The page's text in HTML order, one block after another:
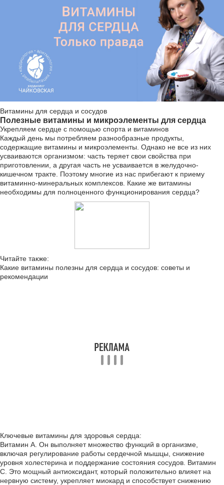
Витамины для сердца и сосудов
Полезные витамины и микроэлементы для сердца
Укрепляем сердце с помощью спорта и витаминов
Каждый день мы потребляем разнообразные продукты,
содержащие витамины и микроэлементы. Однако не все из них
усваиваются организмом: часть теряет свои свойства при
приготовлении, а другая часть не усваивается в желудочно-
кишечном тракте. Поэтому многие из нас прибегают к приему
витаминно-минеральных комплексов. Какие же витамины
необходимы для полноценного функционирования сердца?
Читайте также:
Какие витамины полезны для сердца и сосудов: советы и
рекомендации
Ключевые витамины для здоровья сердца:
Витамин А. Он выполняет множество функций в организме,
включая регулирование работы сердечной мышцы, снижение
уровня холестерина и поддержание состояния сосудов. Витамин
С. Это мощный антиоксидант, который положительно влияет на
нервную систему, укрепляет миокард и способствует снижению